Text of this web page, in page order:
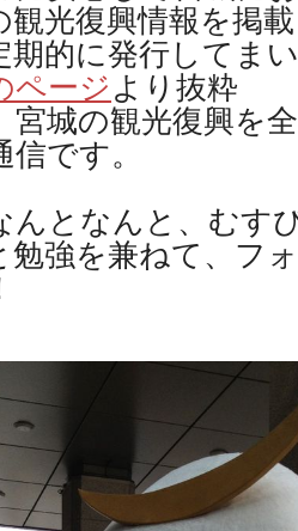
観光復興情報を掲
期的に発行してま
ページ より抜粋
宮城の観光復興を
です。
んとなんと、むす
勉強を兼ねて、フ